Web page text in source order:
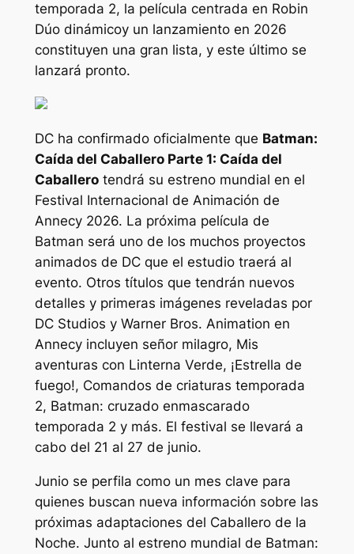
temporada 2, la película centrada en Robin
Dúo dinámicoy un lanzamiento en 2026
constituyen una gran lista, y este último se
lanzará pronto.
DC ha confirmado oficialmente que Batman:
Caída del Caballero Parte 1: Caída del
Caballerotendrá su estreno mundial en el
Festival Internacional de Animación de
Annecy 2026. La próxima película de
Batman será uno de los muchos proyectos
animados de DC que el estudio traerá al
evento. Otros títulos que tendrán nuevos
detalles y primeras imágenes reveladas por
DC Studios y Warner Bros. Animation en
Annecy incluyen señor milagro, Mis
aventuras con Linterna Verde, ¡Estrella de
fuego!, Comandos de criaturas temporada
2, Batman: cruzado enmascarado
temporada 2 y más. El festival se llevará a
cabo del 21 al 27 de junio.
Junio ​​se perfila como un mes clave para
quienes buscan nueva información sobre las
próximas adaptaciones del Caballero de la
Noche. Junto al estreno mundial de Batman: